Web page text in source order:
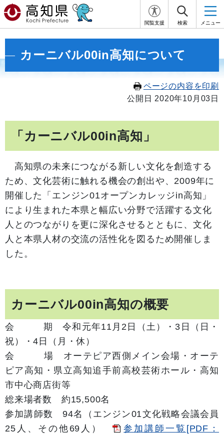
閲覧支援 検索 メニュー
カーニバル00in高知について
ページの内容を印刷
公開日 2020年10月03日
「カーニバル00in高知」
高知県の未来につながる新しい文化を創造する
ため、文化芸術に触れる機会の創出や、 2009年に
開催した「エンジン01オープンカレッジin高知」
により生まれた本県と幅広い分野で活躍する文化
人とのつながりを更に深化させるとともに、文化
人と本県人材の交流の活性化を図るため開催しま
した。
カーニバル00in高知の概要
会 期 令和元年11 月2日（土）・3日（日・
祝）・4日（月・休）
会 場 オーテピア西側メイン会場・オーテ
ピア高知・県立高知追手前高校芸術ホール・高知
市中心商店街等
総来場者数 約15,500名
参加講師数 94名（エンジン01文化戦略会議会員
25人、その他69人）
参加講師一覧[PDF：